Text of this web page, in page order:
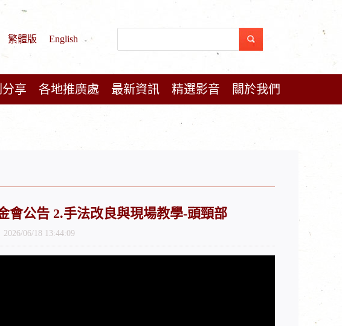
繁體版 English
享 各地推廣處 最新資訊 精選影音 關於我們
會公告 2.手法改良與現場教學-頭頸部
06/18 13:44:09